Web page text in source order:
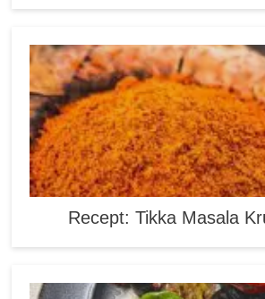
Recept: Tikka Masala